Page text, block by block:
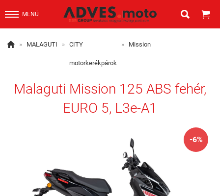
MENÜ  
 » MALAGUTI » CITY
motorkerékpárok
» Mission
Malaguti Mission 125 ABS fehér,
EURO 5, L3e-A1
-6%